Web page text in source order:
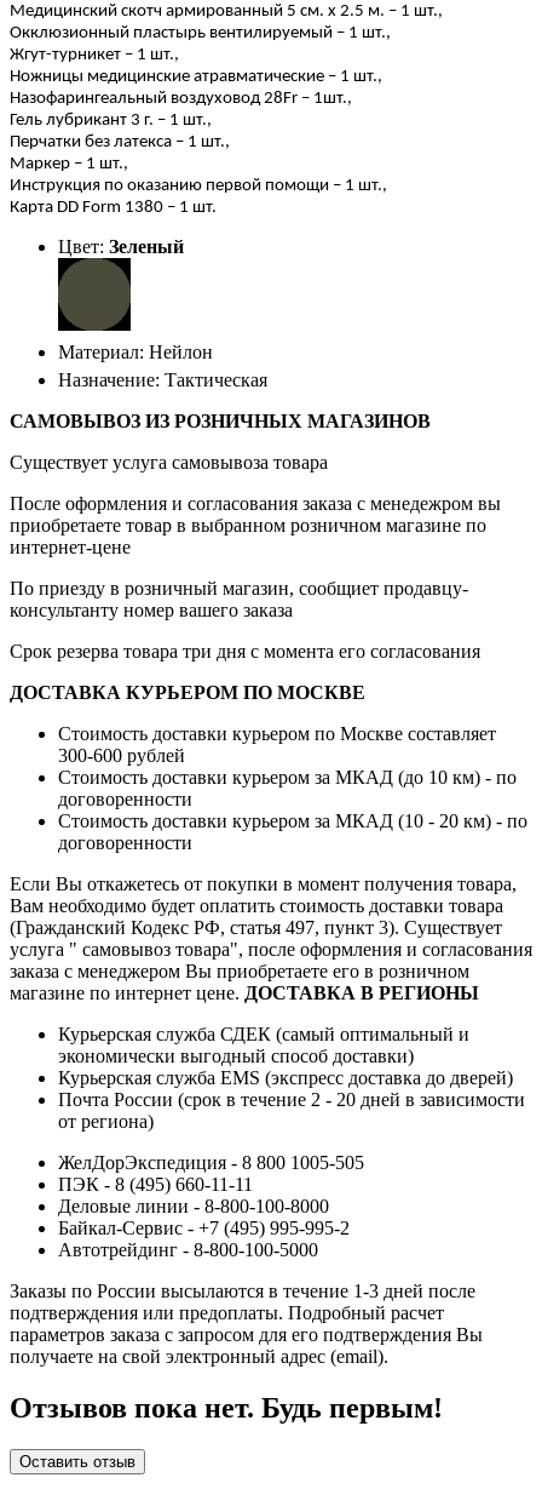
Медицинский скотч армированный 5 см. х 2.5 м. – 1 шт.,
Окклюзионный пластырь вентилируемый – 1 шт.,
Жгут-турникет – 1 шт.,
Ножницы медицинские атравматические – 1 шт.,
Назофарингеальный воздуховод 28 Fr – 1шт.,
Гель лубрикант 3 г. – 1 шт.,
Перчатки без латекса – 1 шт.,
Маркер – 1 шт.,
Инструкция по оказанию первой помощи – 1 шт.,
Карта DD Form 1380 – 1 шт.
Цвет: Зеленый
Материал: Нейлон
Назначение: Тактическая
САМОВЫВОЗ ИЗ РОЗНИЧНЫХ МАГАЗИНОВ
Существует услуга самовывоза товара
После оформления и согласования заказа с менедежром вы
приобретаете товар в выбранном розничном магазине по
интернет-цене
По приезду в розничный магазин, сообщиет продавцу-
консультанту номер вашего заказа
Срок резерва товара три дня с момента его согласования
ДОСТАВКА КУРЬЕРОМ ПО МОСКВЕ
Стоимость доставки курьером по Москве составляет
300-600 рублей
Стоимость доставки курьером за МКАД (до 10 км) - по
договоренности
Стоимость доставки курьером за МКАД (10 - 20 км) - по
договоренности
Если Вы откажетесь от покупки в момент получения товара,
Вам необходимо будет оплатить стоимость доставки товара
(Гражданский Кодекс РФ, статья 497, пункт 3). Существует
услуга " самовывоз товара", после оформления и согласования
заказа с менеджером Вы приобретаете его в розничном
магазине по интернет цене. ДОСТАВКА В РЕГИОНЫ
Курьерская служба СДЕК (самый оптимальный и
экономически выгодный способ доставки)
Курьерская служба EMS (экспресс доставка до дверей)
Почта России (срок в течение 2 - 20 дней в зависимости
от региона)
ЖелДорЭкспедиция - 8 800 1005-505
ПЭК - 8 (495) 660-11-11
Деловые линии - 8-800-100-8000
Байкал-Сервис - +7 (495) 995-995-2
Автотрейдинг - 8-800-100-5000
Заказы по России высылаются в течение 1-3 дней после
подтверждения или предоплаты. Подробный расчет
параметров заказа с запросом для его подтверждения Вы
получаете на свой электронный адрес (email).
Отзывов пока нет. Будь первым!
Оставить отзыв